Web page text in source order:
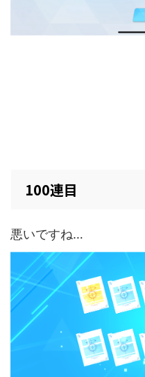
100連目
悪いですね…